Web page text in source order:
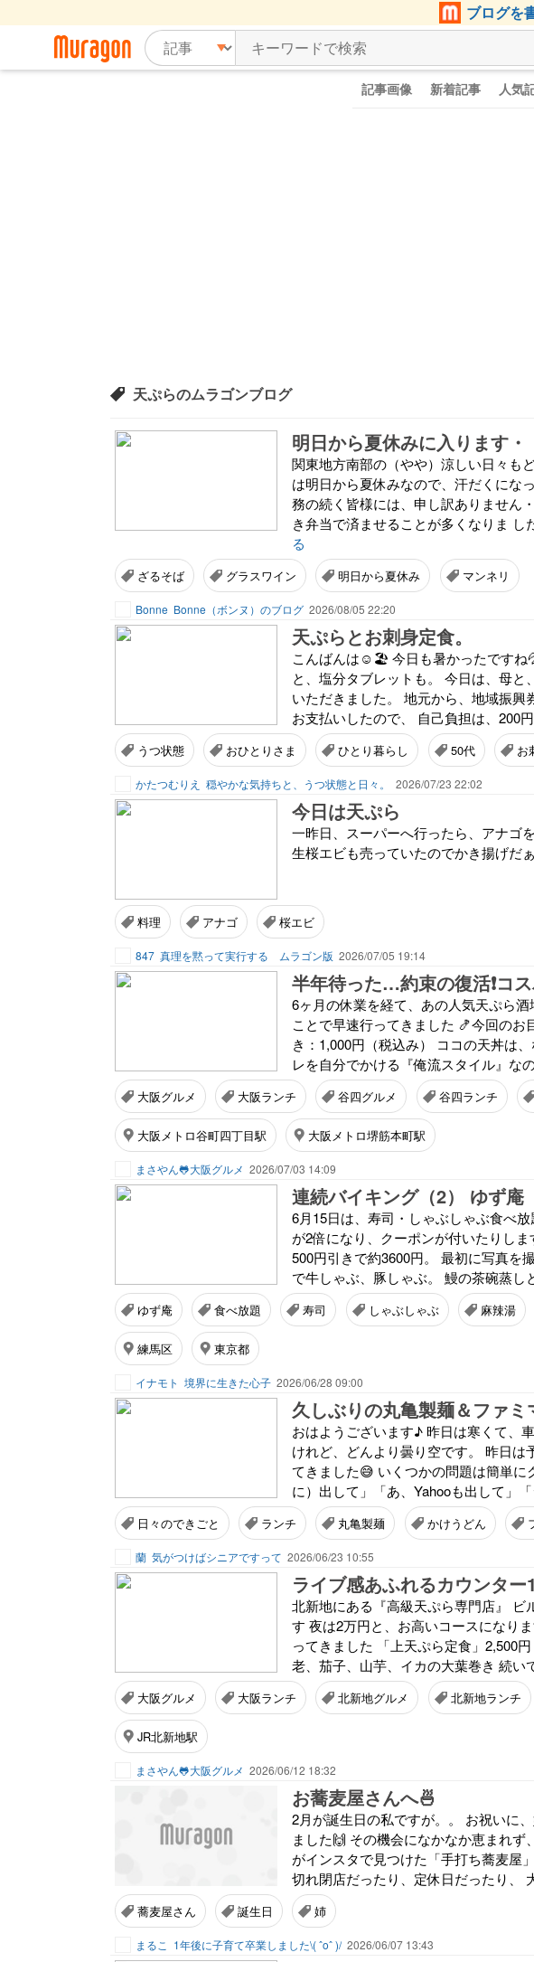
ブログを
記事画像 新着記事 人気
天ぷらのムラゴンブログ
明日から夏休みに入ります・
関東地方南部の（やや）涼しい日々も
は明日から夏休みなので、汗だくにな
務の続く皆様には、申し訳ありません
き弁当で済ませることが多くなりま
る
ざるそば グラスワイン 明日から夏休み マンネリ
Bonne Bonne（ボンヌ）のブログ 2026/08/05 22:20
天ぷらとお刺身定食。
こんばんは☺️🏖️ 今日も暑かったですね
と、塩分タブレットも。 今日は、母
いただきました。 地元から、地域振
お支払いしたので、 自己負担は、200
うつ状態 おひとりさま ひとり暮らし 50代 お
かたつむりえ 穏やかな気持ちと、うつ状態と日々。 2026/07/23 22:02
今日は天ぷら
一昨日、スーパーへ行ったら、アナゴ
生桜エビも売っていたのでかき揚げだ
料理 アナゴ 桜エビ
847 真理を黙って実行する ムラゴン版 2026/07/05 19:14
半年待った…約束の復活❗️コ
6ヶ月の休業を経て、あの人気天ぷら
ことで早速行ってきました 🍤今回の
き：1,000円（税込み） ココの天丼は
レを自分でかける『俺流スタイル』な
大阪グルメ 大阪ランチ 谷四グルメ 谷四ランチ
大阪メトロ谷町四丁目駅 大阪メトロ堺筋本町駅
まさやん🐸大阪グルメ 2026/07/03 14:09
連続バイキング（2） ゆず庵
6月15日は、寿司・しゃぶしゃぶ食べ
が2倍になり、クーポンが付いたりし
500円引きで約3600円。 最初に写真を
で牛しゃぶ、豚しゃぶ。 鰻の茶碗蒸し
ゆず庵 食べ放題 寿司 しゃぶしゃぶ 麻辣湯
練馬区 東京都
イナモト 境界に生きた心子 2026/06/28 09:00
久しぶりの丸亀製麺＆ファ
おはようございます♪ 昨日は寒くて、
けれど、どんより曇り空です。 昨日
てきました😅 いくつかの問題は簡単
に）出して」「あ、Yahooも出して」
日々のできごと ランチ 丸亀製麺 かけうどん
蘭 気がつけばシニアですって 2026/06/23 10:55
ライブ感あふれるカウンタ
北新地にある『高級天ぷら専門店』 ビ
す 夜は2万円と、お高いコースになり
ってきました 「上天ぷら定食」2,500
老、茄子、山芋、イカの大葉巻き 続い
大阪グルメ 大阪ランチ 北新地グルメ 北新地ランチ
JR北新地駅
まさやん🐸大阪グルメ 2026/06/12 18:32
お蕎麦屋さんへ🍜
2月が誕生日の私ですが。。 お祝いに
ました🙌 その機会になかなか恵まれ
がインスタで見つけた「手打ち蕎麦屋
切れ閉店だったり、定休日だったり、
蕎麦屋さん 誕生日 姉
まるこ 1年後に子育て卒業しました\( ˆoˆ )/ 2026/06/07 13:43